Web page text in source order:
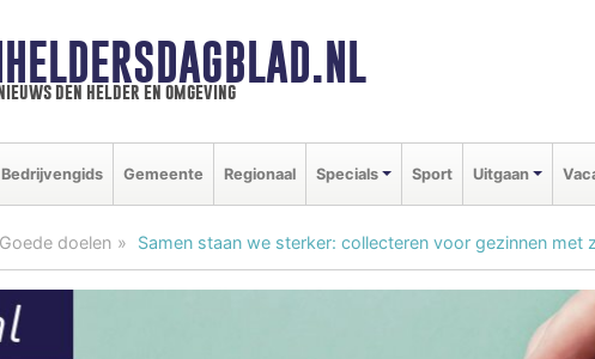
den helder en omgeving
Bedrijvengids Gemeente Regionaal Specials Sport Uitgaan
Goede doelen Samen staan we sterker: collecteren voor gezinnen met